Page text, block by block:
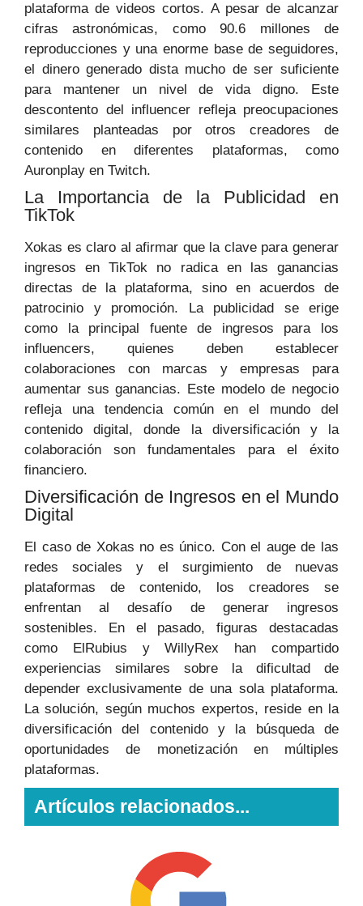
plataforma de videos cortos. A pesar de alcanzar
cifras astronómicas, como 90.6 millones de
reproducciones y una enorme base de seguidores,
el dinero generado dista mucho de ser suficiente
para mantener un nivel de vida digno. Este
descontento del influencer refleja preocupaciones
similares planteadas por otros creadores de
contenido en diferentes plataformas, como
Auronplay en Twitch.
La Importancia de la Publicidad en
TikTok
Xokas es claro al afirmar que la clave para generar
ingresos en TikTok no radica en las ganancias
directas de la plataforma, sino en acuerdos de
patrocinio y promoción. La publicidad se erige
como la principal fuente de ingresos para los
influencers, quienes deben establecer
colaboraciones con marcas y empresas para
aumentar sus ganancias. Este modelo de negocio
refleja una tendencia común en el mundo del
contenido digital, donde la diversificación y la
colaboración son fundamentales para el éxito
financiero.
Diversificación de Ingresos en el Mundo
Digital
El caso de Xokas no es único. Con el auge de las
redes sociales y el surgimiento de nuevas
plataformas de contenido, los creadores se
enfrentan al desafío de generar ingresos
sostenibles. En el pasado, figuras destacadas
como ElRubius y WillyRex han compartido
experiencias similares sobre la dificultad de
depender exclusivamente de una sola plataforma.
La solución, según muchos expertos, reside en la
diversificación del contenido y la búsqueda de
oportunidades de monetización en múltiples
plataformas.
Artículos relacionados...